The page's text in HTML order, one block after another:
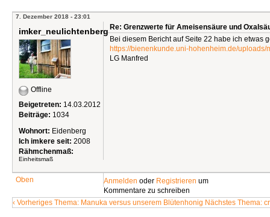
7. Dezember 2018 - 23:01
imker_neulichtenberg
Offline
Beigetreten: 14.03.2012
Beiträge: 1034
Wohnort: Eidenberg
Ich imkere seit: 2008
Rähmchenmaß:
Einheitsmaß
Re: Grenzwerte für Ameisensäure und
Bei diesem Bericht auf Seite 22 habe ich etwas
https://bienenkunde.uni-hohenheim.de/uploads/
LG Manfred
Oben Anmelden oder Registrieren um
Kommentare zu schreiben
‹ Vorheriges Thema: Manuka versus unserem Blütenhonig Nächstes Thema: